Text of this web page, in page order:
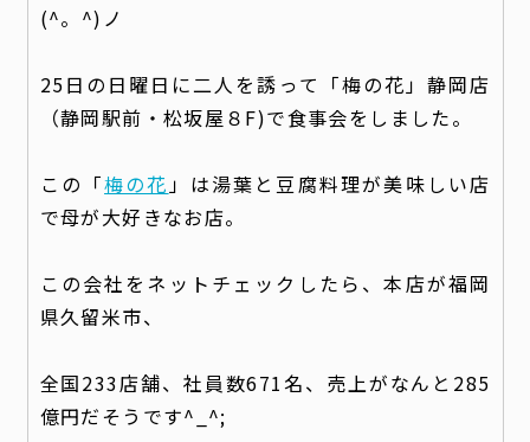
(^。^)ノ
25日の日曜日に二人を誘って「梅の花」静岡店
（静岡駅前・松坂屋８F)で食事会をしました。
この「梅の花」は湯葉と豆腐料理が美味しい店
で母が大好きなお店。
この会社をネットチェックしたら、本店が福岡
県久留米市、
全国233店舗、社員数671名、売上がなんと285
億円だそうです^_^;